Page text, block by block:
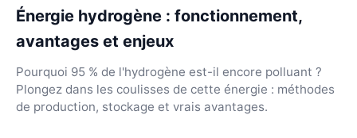
Énergie hydrogène : fonctionnement,
avantages et enjeux
Pourquoi 95 % de l'hydrogène est-il encore polluant ?
Plongez dans les coulisses de cette énergie : méthodes
de production, stockage et vrais avantages.